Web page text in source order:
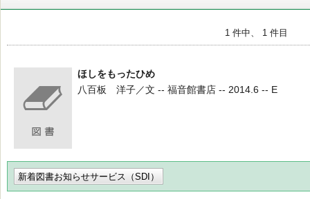
1 件中、 1 件目
ほしをもったひめ
八百板 洋子／文 -- 福音館書店 -- 2014.6 -- E
新着図書お知らせサービス（SDI）